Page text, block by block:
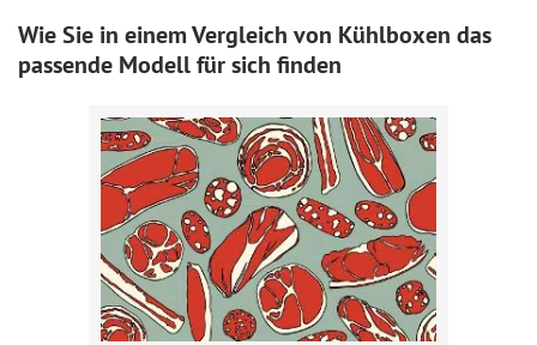
Wie Sie in einem Vergleich von Kühlboxen das
passende Modell für sich finden